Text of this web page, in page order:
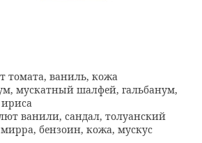
томата, ваниль, кожа
мускатный шалфей, гальбанум,
ванили, сандал, толуанский
бензоин, кожа, мускуc